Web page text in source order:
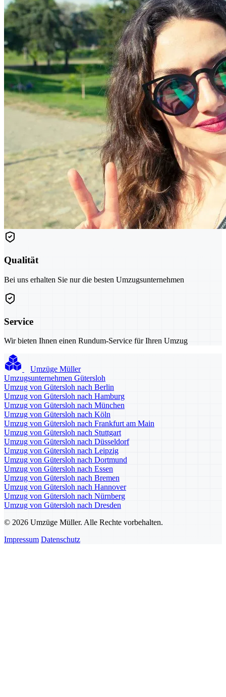
Qualität
Bei uns erhalten Sie nur die besten Umzugsunternehmen
Service
Wir bieten Ihnen einen Rundum-Service für Ihren Umzug
Umzüge Müller
Umzugsunternehmen Gütersloh
Umzug von Gütersloh nach Berlin
Umzug von Gütersloh nach Hamburg
Umzug von Gütersloh nach München
Umzug von Gütersloh nach Köln
Umzug von Gütersloh nach Frankfurt am Main
Umzug von Gütersloh nach Stuttgart
Umzug von Gütersloh nach Düsseldorf
Umzug von Gütersloh nach Leipzig
Umzug von Gütersloh nach Dortmund
Umzug von Gütersloh nach Essen
Umzug von Gütersloh nach Bremen
Umzug von Gütersloh nach Hannover
Umzug von Gütersloh nach Nürnberg
Umzug von Gütersloh nach Dresden
© 2026 Umzüge Müller. Alle Rechte vorbehalten.
Impressum Datenschutz